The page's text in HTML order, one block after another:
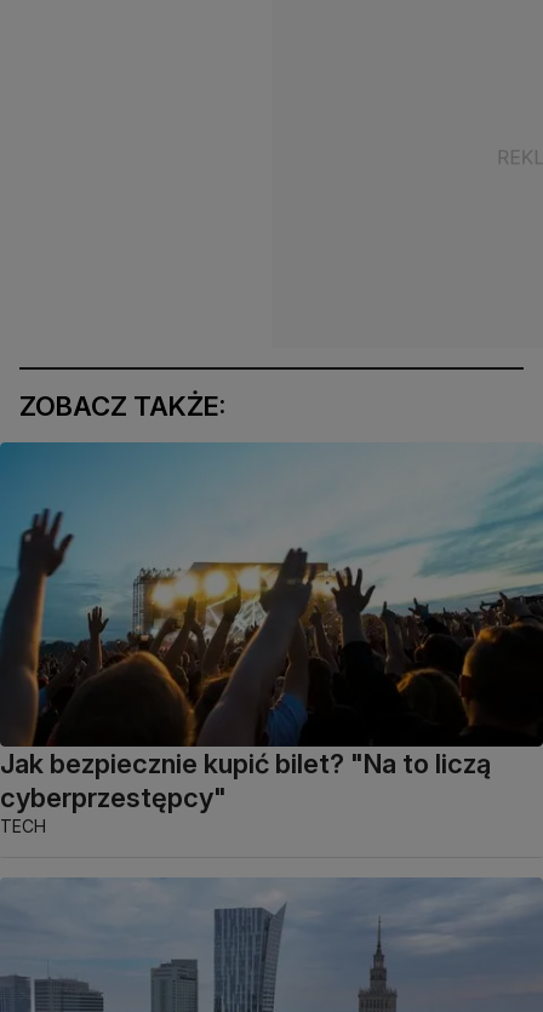
ZOBACZ TAKŻE:
Jak bezpiecznie kupić bilet? "Na to liczą
cyberprzestępcy"
TECH